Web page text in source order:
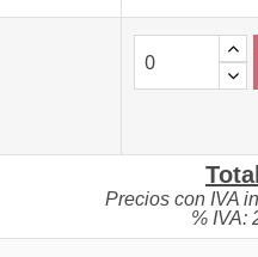
Precios con IVA
% IVA: